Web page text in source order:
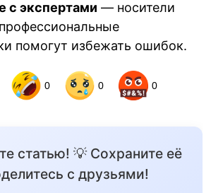
с экспертами — носители
помогут избежать ошибок.
0 0 0
статью! 💡 Сохраните её
с друзьями!